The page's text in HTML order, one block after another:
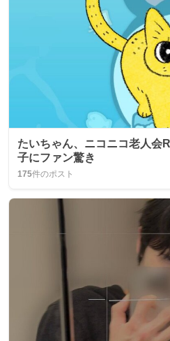
たいちゃん、ニコニコ老人
子にファン驚き
175件のポスト